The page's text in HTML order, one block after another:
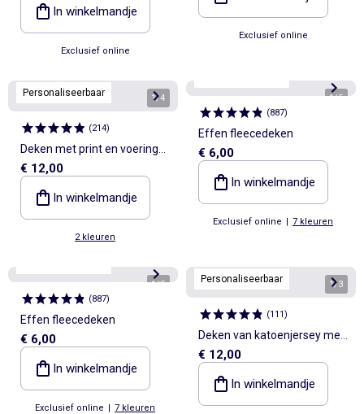
print In winkelmandje
Exclusief online
Exclusief online
Personaliseerbaar 1/4
(214)
Deken met print en voering
met fleece-effect
€ 12,00
In winkelmandje
2 kleuren
1/5
(887)
Effen fleecedeken
€ 6,00
In winkelmandje
Exclusief online | 7 kleuren
1/5
(887)
Effen fleecedeken
€ 6,00
In winkelmandje
Exclusief online | 7 kleuren
Personaliseerbaar 1/3
(111)
Deken van katoenjersey met
print
€ 12,00
In winkelmandje